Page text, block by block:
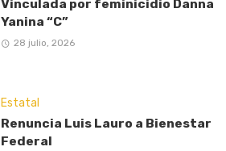
Vinculada por feminicidio Danna
Yanina “C”
28 julio, 2026
Estatal
Renuncia Luis Lauro a Bienestar
Federal